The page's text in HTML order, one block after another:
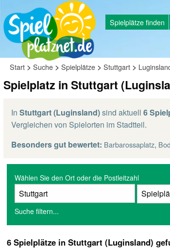
Spielplätze finden
Start > Suche > Spielplätze > Stuttgart >
Spielplatz in Stuttgart
In Stuttgart (Luginsland)sind aktuell 6
Vergleichen von Spielorten im Stadtteil.
Besonders gut bewertet: Barbarossaplatz,
Wählen Sie den Ort oder die Postleitzahl
Suche filtern...
6 Spielplätze in Stuttgart (Luginsland)